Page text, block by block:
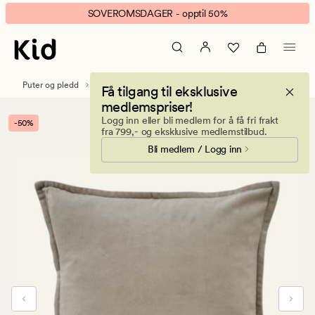
Andrea
velour
pynteputetrekk
banner.
Klikk
ESCAPE
pause.
SOVEROMSDAGER - opptil 50%
Få tilgang til eksklusive
medlemspriser!
Logg inn eller bli medlem for å få fri frakt
fra 799,- og eksklusive medlemstilbud.
Bli medlem / Logg inn
Puter og pledd Pynteputer Pynteputetrekk
-50%